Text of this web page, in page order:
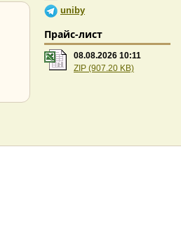
uniby
Прайс-лист
08.08.2026 10:11
ZIP (907.20 KB)